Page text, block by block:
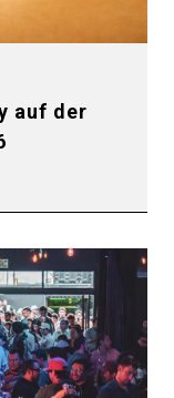
auf der